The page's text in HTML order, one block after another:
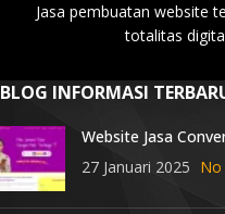
Jasa pembuatan website
totalitas
BLOG INFORMASI
Website Jasa
27 Januari 2025